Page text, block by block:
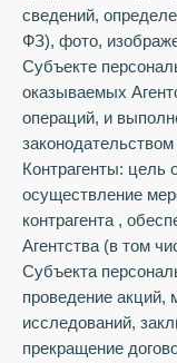
сведений,
ФЗ), фото,
Субъекте
оказываемых
операций, и
Контрагенты: цель
осуществление
контрагента ,
Агентства (в том
Субъекта
проведение акций,
исследований,
прекращение